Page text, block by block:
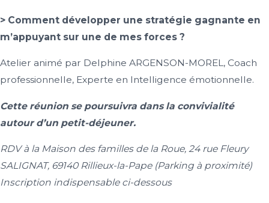
> Comment développer une stratégie gagnante en
m’appuyant sur une de mes forces ?
Atelier animé par Delphine ARGENSON-MOREL, Coach
professionnelle, Experte en Intelligence émotionnelle.
Cette réunion se poursuivra dans la convivialité
autour d’un petit-déjeuner.
RDV à la Maison des familles de la Roue, 24 rue Fleury
SALIGNAT, 69140 Rillieux-la-Pape (Parking à proximité)
Inscription indispensable ci-dessous